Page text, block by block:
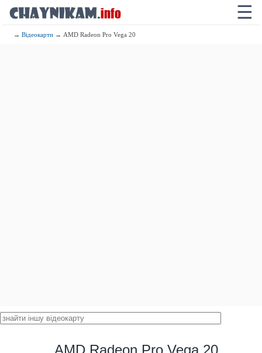
☰
→Відеокарти → AMD Radeon Pro Vega 20
AMD Radeon Pro Vega 20